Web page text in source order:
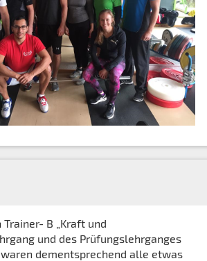
B „Kraft und
und des Prüfungslehrganges
dementsprechend alle etwas